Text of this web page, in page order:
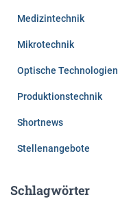
Medizintechnik
Mikrotechnik
Optische Technologien
Produktionstechnik
Shortnews
Stellenangebote
Schlagwörter